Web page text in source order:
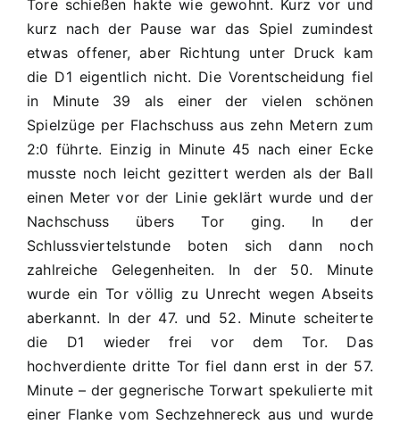
Tore schießen hakte wie gewohnt. Kurz vor und
kurz nach der Pause war das Spiel zumindest
etwas offener, aber Richtung unter Druck kam
die D1 eigentlich nicht. Die Vorentscheidung fiel
in Minute 39 als einer der vielen schönen
Spielzüge per Flachschuss aus zehn Metern zum
2:0 führte. Einzig in Minute 45 nach einer Ecke
musste noch leicht gezittert werden als der Ball
einen Meter vor der Linie geklärt wurde und der
Nachschuss übers Tor ging. In der
Schlussviertelstunde boten sich dann noch
zahlreiche Gelegenheiten. In der 50. Minute
wurde ein Tor völlig zu Unrecht wegen Abseits
aberkannt. In der 47. und 52. Minute scheiterte
die D1 wieder frei vor dem Tor. Das
hochverdiente dritte Tor fiel dann erst in der 57.
Minute – der gegnerische Torwart spekulierte mit
einer Flanke vom Sechzehnereck aus und wurde